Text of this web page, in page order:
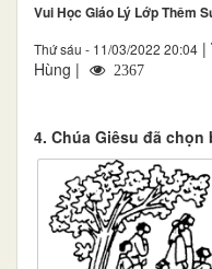
Vui Học Giáo Lý Lớp Thêm
Thứ sáu - 11/03/2022 20:04 |
Hùng |
2367
4. Chúa Giêsu đã